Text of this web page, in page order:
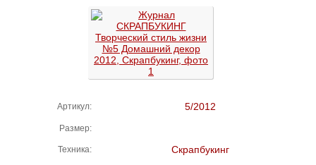
Артикул: 5/2012
Размер:
Техника: Скрапбукинг